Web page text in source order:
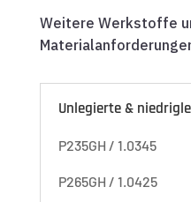
Weitere Werkstoffe
Unlegierte &
P235GH / 1.0345
P265GH / 1.0425